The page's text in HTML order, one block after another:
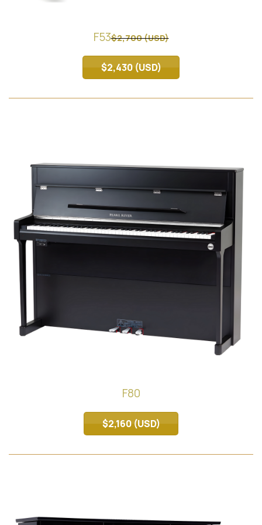
F53$2,700 (USD)
$2,430 (USD)
F80
$2,160 (USD)